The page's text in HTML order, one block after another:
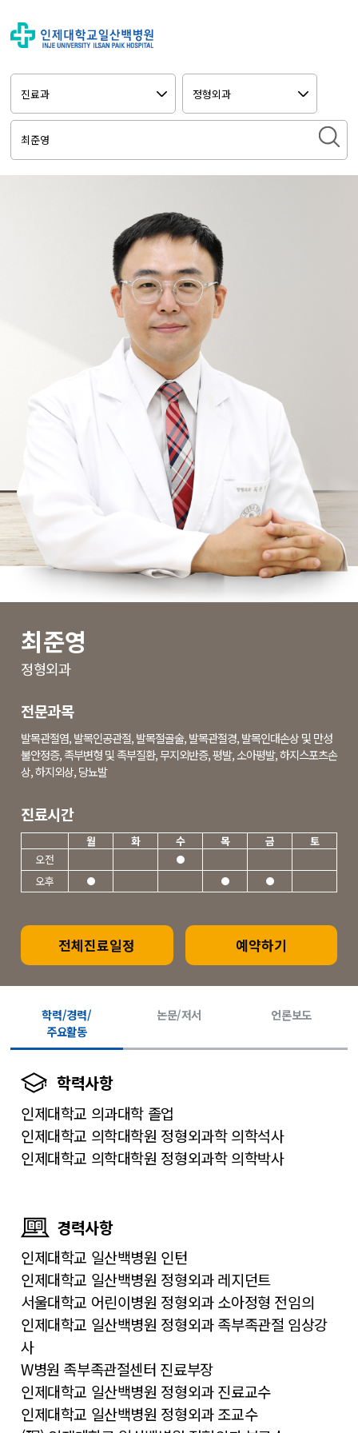
최준영
정형외과
전문과목
발목관절염, 발목인공관절, 발목절골술, 발목관절경, 발목인대손상 및 만성
불안정증, 족부변형 및 족부질환, 무지외반증, 평발, 소아평발, 하지스포츠손
상, 하지외상, 당뇨발
진료시간
월 화 수 목 금
토
오전
오후
전체진료일정 예약하기
학력/경력/
주요활동
논문/저서 언론보도
학력사항
인제대학교 의과대학 졸업
인제대학교 의학대학원 정형외과학 의학석사
인제대학교 의학대학원 정형외과학 의학박사
경력사항
인제대학교 일산백병원 인턴
인제대학교 일산백병원 정형외과 레지던트
서울대학교 어린이병원 정형외과 소아정형 전임의
인제대학교 일산백병원 정형외과 족부족관절 임상강
사
W병원 족부족관절센터 진료부장
인제대학교 일산백병원 정형외과 진료교수
인제대학교 일산백병원 정형외과 조교수